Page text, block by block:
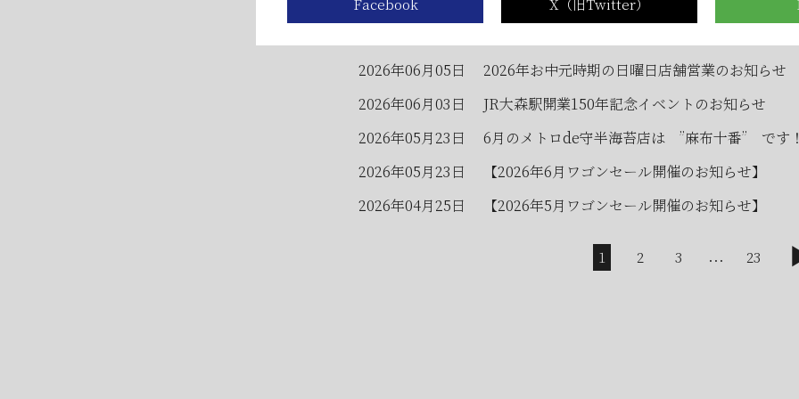
2026年06月05日
2026年お中元時期の日曜日店舗営業のお知らせ
2026年06月03日
JR大森駅開業150年記念イベントのお知らせ
2026年05月23日
6月のメトロde守半海苔店は ”麻布十番” です！
2026年05月23日
【2026年6月ワゴンセール開催のお知らせ】
2026年04月25日
【2026年5月ワゴンセール開催のお知らせ】
...